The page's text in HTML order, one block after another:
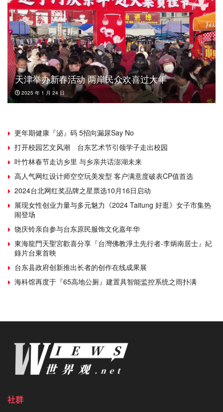
天津举办新春活动 两岸民众欢喜过大年
2025 年 1 月 24 日
更年期健康『泌』码 5招向漏尿Say No
打开校园艺文风潮 台东艺术节引领学子走出校园
叶竹林春节走访乡里 与乡亲共话澎湖未来
高人气网红设计师空空玩美发型 客户满意度破表CP值首选
2024台北网红奖品牌之星票选10月16日启动
展现女性创业力量与多元魅力《2024 Taitung 好逛》女子市集热
闹登场
饶庆铃亲自参与台东原民服饰文化嘉年华
東海龍門天聖宮歡喜分享『台灣佛教淨土先行者-李炳南居士』紀
錄片台東首映
台东县政府创新推出长者的创作在线成果展
海科馆再度于『65高地公厕』建置具智能监控系统之雨扑满
社群